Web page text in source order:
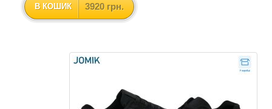
В КОШИК 3920 грн.